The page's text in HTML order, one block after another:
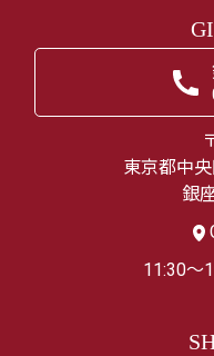
東京都中
銀
11:30～